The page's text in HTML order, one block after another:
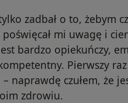
zadbał o to, żebym
mi uwagę i
bardzo opiekuńczy,
Pierwszy
naprawdę czułem, że
zdrowiu.